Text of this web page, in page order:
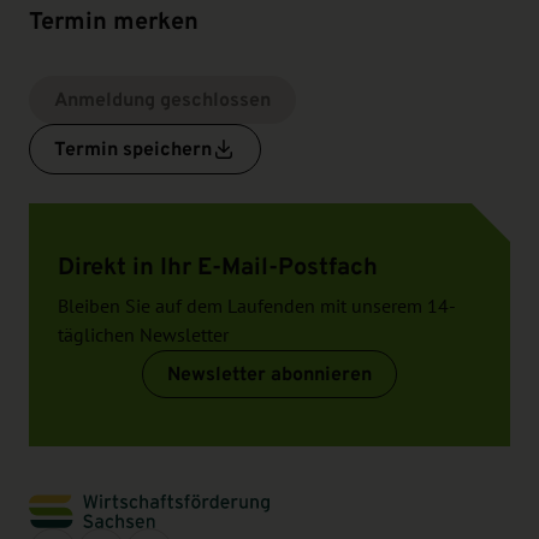
Termin merken
Termin speichern
Direkt in Ihr E-Mail-Postfach
Bleiben Sie auf dem Laufenden mit unserem 14-
täglichen Newsletter
Newsletter abonnieren